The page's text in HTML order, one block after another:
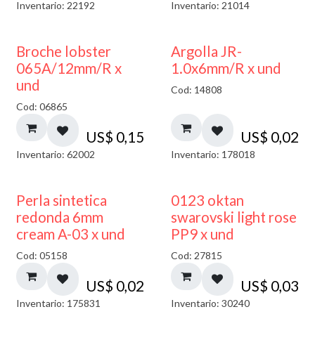
Inventario: 22192 Inventario: 21014
Broche lobster
065A/12mm/R x
und
Cod: 06865
US$ 0,15
Inventario: 62002
Argolla JR-
1.0x6mm/R x und
Cod: 14808
US$ 0,02
Inventario: 178018
Perla sintetica
redonda 6mm
cream A-03 x und
Cod: 05158
US$ 0,02
Inventario: 175831
0123 oktan
swarovski light rose
PP9 x und
Cod: 27815
US$ 0,03
Inventario: 30240